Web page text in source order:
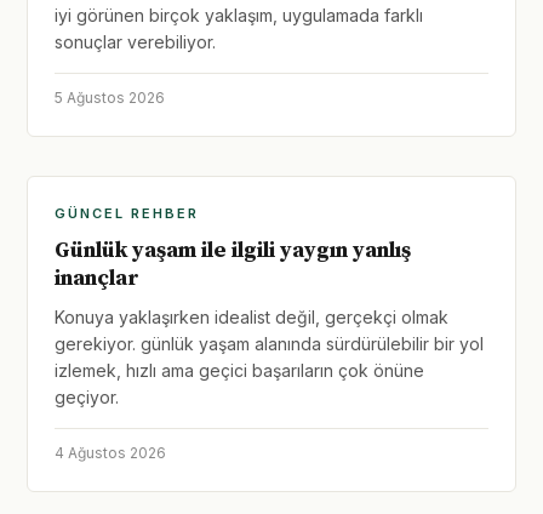
iyi görünen birçok yaklaşım, uygulamada farklı
sonuçlar verebiliyor.
5 Ağustos 2026
GÜNCEL REHBER
Günlük yaşam ile ilgili yaygın yanlış
inançlar
Konuya yaklaşırken idealist değil, gerçekçi olmak
gerekiyor. günlük yaşam alanında sürdürülebilir bir yol
izlemek, hızlı ama geçici başarıların çok önüne
geçiyor.
4 Ağustos 2026